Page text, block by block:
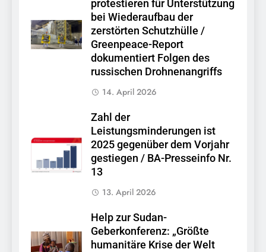
protestieren für Unterstützung
bei Wiederaufbau der
zerstörten Schutzhülle /
Greenpeace-Report
dokumentiert Folgen des
russischen Drohnenangriffs
14. April 2026
Zahl der
Leistungsminderungen ist
2025 gegenüber dem Vorjahr
gestiegen / BA-Presseinfo Nr.
13
13. April 2026
Help zur Sudan-
Geberkonferenz: „Größte
humanitäre Krise der Welt